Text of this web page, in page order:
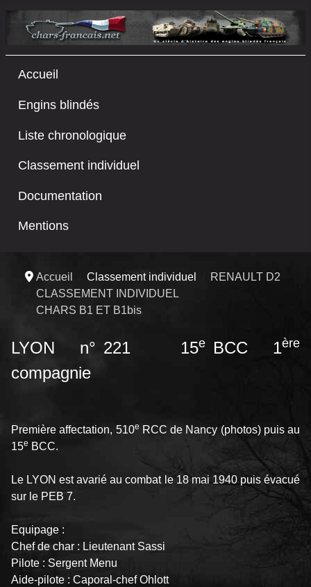
Accueil
Engins blindés
Liste chronologique
Classement individuel
Documentation
Mentions
Accueil Classement individuel
RENAULT D2
CLASSEMENT INDIVIDUEL
CHARS B1 ET B1bis
LYON n° 221 15eBCC 1ère
compagnie
Première affectation, 510e RCC de Nancy (photos) puis au
15e BCC.
Le LYON est avarié au combat le 18 mai 1940 puis évacué
sur le PEB 7.
Equipage :
Chef de char : Lieutenant Sassi
Pilote : Sergent Menu
Aide-pilote : Caporal-chef Ohlott